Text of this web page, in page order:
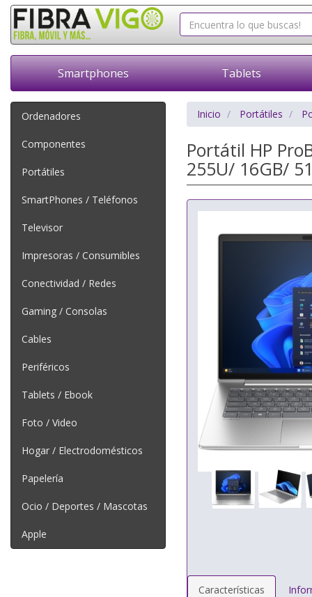
Smartphones Tablets
Ordenadores
Componentes
Portátiles
SmartPhones / Teléfonos
Televisor
Impresoras / Consumibles
Conectividad / Redes
Gaming / Consolas
Cables
Periféricos
Tablets / Ebook
Foto / Video
Hogar / Electrodomésticos
Papelería
Ocio / Deportes / Mascotas
Apple
Inicio Portátiles
Portátil HP
255U/ 16GB/
Características